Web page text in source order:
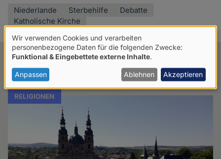
Niederlande Sterbehilfe
Debatte
Katholische Kirche
Verwandte Artikel
RELIGIONEN
Verwendung
von
personenbezogenen
Daten
und
Wir verwenden Cookies und verarbeiten
personenbezogene Daten für die folgenden Zwecke:
Funktional & Eingebettete externe Inhalte
Anpassen Ablehnen Akzeptieren